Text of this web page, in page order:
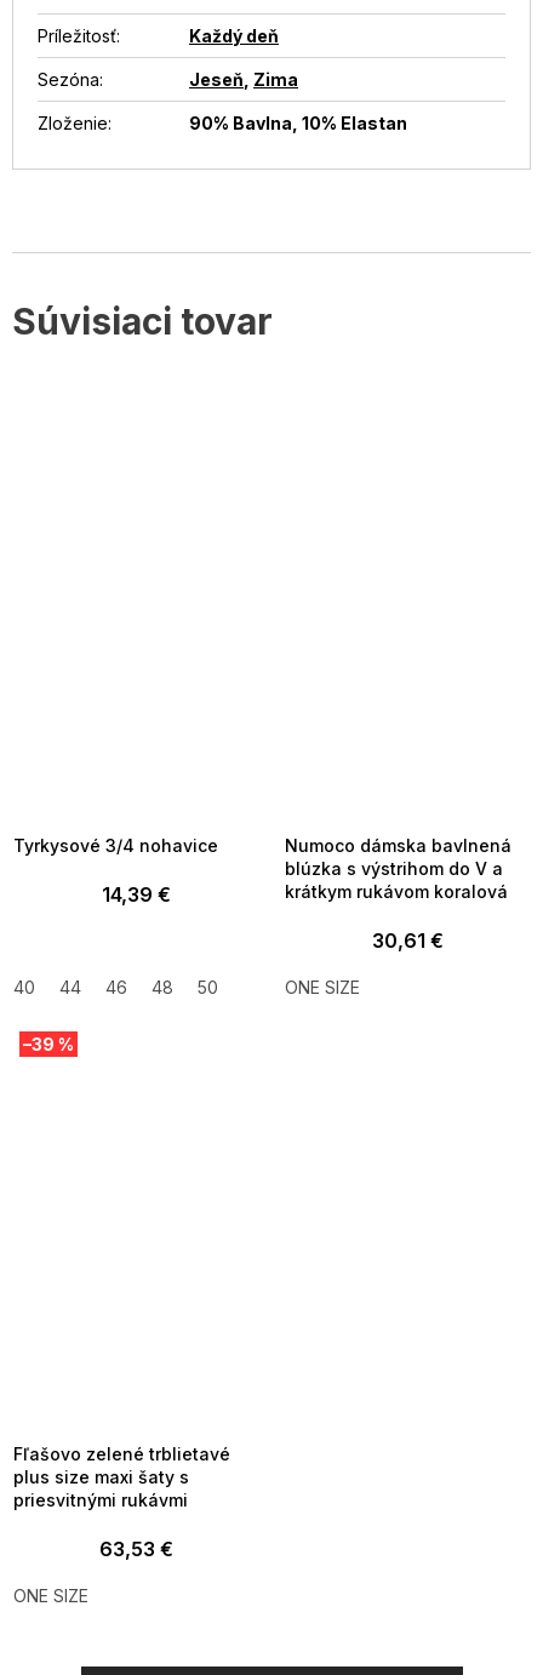
Súvisiaci tovar
Tyrkysové 3/4 nohavice
14,39 €
40 44 46 48 50
Numoco dámska bavlnená
blúzka s výstrihom do V a
krátkym rukávom koralová
30,61 €
ONE SIZE
–39 %
Fľašovo zelené trblietavé
plus size maxi šaty s
priesvitnými rukávmi
63,53 €
ONE SIZE
Príležitosť: Každý deň
Sezóna: Jeseň Zima
Zloženie: 90% Bavlna, 10% Elastan